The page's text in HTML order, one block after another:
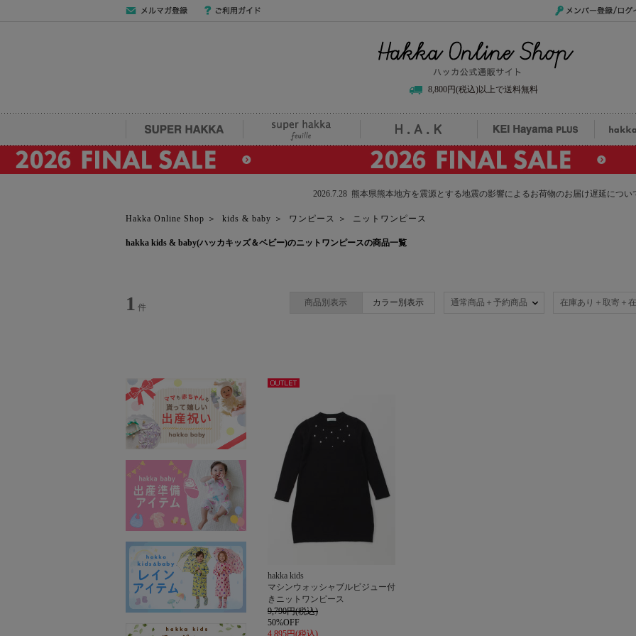
8,800円(税込)以上で送料無料
SUPER HAKKA H.A.K KEI Hayama PLUS
2026.7.28 熊本県熊本地方を震源とする地震の影響によるお荷物のお届け遅延につい
Hakka Online Shop ＞ kids & baby ＞ ワンピース ＞ ニットワンピース
hakka kids & baby(ハッカキッズ＆ベビー)のニットワンピースの商品一覧
1 件 商品別表示 カラー別表示 通常商品＋予約商品 在庫あり＋取寄＋
hakka kids
マシンウォッシャブルビジュー付
きニットワンピース
9,790円(税込)
50%OFF
4,895円(税込)